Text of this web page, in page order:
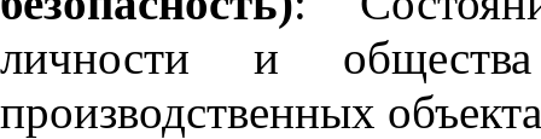
личности и
производственных